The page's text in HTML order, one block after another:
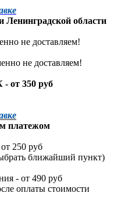
Ленинградской области
не доставляем!
не доставляем!
от 350 руб
платежом
250 руб
ближайший пункт)
- от 490 руб
оплаты стоимости